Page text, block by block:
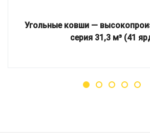
Угольные ковши —
серия 31,3 м³ (41